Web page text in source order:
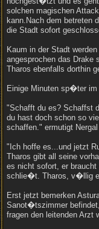
solchen magischen
kann.Nach dem betreten
die Stadt sofort
Kaum in der Stadt
angesprochen das Drake
Tharos ebenfalls dorthin
Einige Minuten sp�ter
"Schafft du es? Schaffst
du hast doch schon so
schaffen." ermutigt Nergal
"Ich hoffe es...und jetzt
Tharos gibt all seine
es nicht sofort, er
schlie�t. Tharos, v�llig
Erst jetzt bemerken
Sanot�tszimmer
fragen den leitenden Arzt